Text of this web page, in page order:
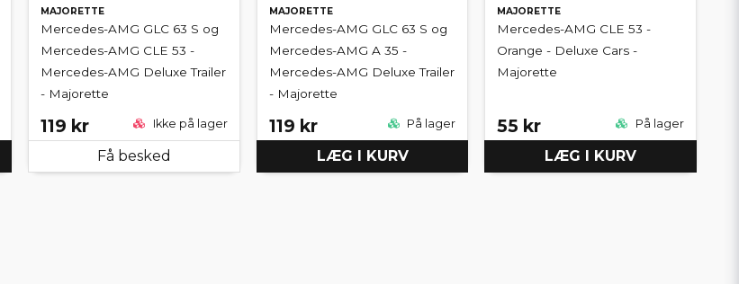
MAJORETTE
Mercedes-AMG GLC 63 S og
Mercedes-AMG CLE 53 -
Mercedes-AMG Deluxe Trailer
- Majorette
119 kr Ikke på lager
Få besked
MAJORETTE
Mercedes-AMG GLC 63 S og
Mercedes-AMG A 35 -
Mercedes-AMG Deluxe Trailer
- Majorette
119 kr På lager
LÆG I KURV
MAJORETTE
Mercedes-AMG CLE 53 -
Orange - Deluxe Cars -
Majorette
55 kr På lager
LÆG I KURV